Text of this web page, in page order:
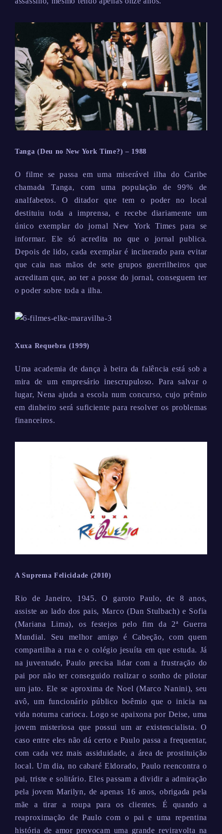
Tanga (Deu no New York Time?) – 1988
O filme se passa em uma miserável ilha do Caribe
chamada Tanga, com uma população de 99% de
analfabetos. O ditador que tem o poder no local
destituiu toda a imprensa, e recebe diariamente um
único exemplar do jornal New York Times para se
informar. Ele só acredita no que o jornal publica.
Depois de lido, cada exemplar é incinerado para evitar
que caia nas mãos de sete grupos guerrilheiros que
acreditam que, ao ter a posse do jornal, conseguem ter
o poder sobre toda a ilha.
Xuxa Requebra (1999)
Uma academia de dança à beira da falência está sob a
mira de um empresário inescrupuloso. Para salvar o
lugar, Nena ajuda a escola num concurso, cujo prêmio
em dinheiro será suficiente para resolver os problemas
financeiros.
A Suprema Felicidade (2010)
Rio de Janeiro, 1945. O garoto Paulo, de 8 anos,
assiste ao lado dos pais, Marco (Dan Stulbach) e Sofia
(Mariana Lima), os festejos pelo fim da 2ª Guerra
Mundial. Seu melhor amigo é Cabeção, com quem
compartilha a rua e o colégio jesuíta em que estuda. Já
na juventude, Paulo precisa lidar com a frustração do
pai por não ter conseguido realizar o sonho de pilotar
um jato. Ele se aproxima de Noel (Marco Nanini), seu
avô, um funcionário público boêmio que o inicia na
vida noturna carioca. Logo se apaixona por Deise, uma
jovem misteriosa que possui um ar existencialista. O
caso entre eles não dá certo e Paulo passa a frequentar,
com cada vez mais assiduidade, a área de prostituição
local. Um dia, no cabaré Eldorado, Paulo reencontra o
pai, triste e solitário. Eles passam a dividir a admiração
pela jovem Marilyn, de apenas 16 anos, obrigada pela
mãe a tirar a roupa para os clientes. É quando a
reaproximação de Paulo com o pai e uma repentina
história de amor provocam uma grande reviravolta na